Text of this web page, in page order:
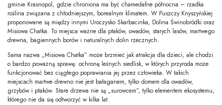
gminie Krasnopol, gdzie chroniona ma być chamedafne północna – rzadka
roślina związana z chłodniejszym, borealnym klimatem. W Puszczy Knyszyńskiej
proponowane są między innymi Uroczysko Skarbacinka, Dolina Świnobródki oraz
Misiowa Chatka. To miejsca ważne dla ptaków, owadów, starych lasów, martwego
drewna, bagiennych borów i naturalnych dolin rzecznych.
Sama nazwa „Misiowa Chatka” może brzmieć jak atrakcja dla dzieci, ale chodzi
o bardzo poważną sprawę: ochronę leśnych siedlisk, w których przyroda może
funkcjonować bez ciągłego poprawiania jej przez człowieka. W takich
miejscach martwe drewno nie jest bałaganem, tylko domem dla owadów,
grzybów i ptaków. Stare drzewa nie są „surowcem”, tylko elementem ekosystemu,
którego nie da się odtworzyć w kilka lat.